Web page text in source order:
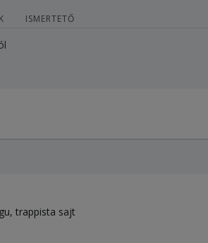
ISMERTETŐ
trappista sajt